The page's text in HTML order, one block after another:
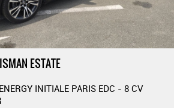
ESTATE
INITIALE PARIS EDC - 8 CV